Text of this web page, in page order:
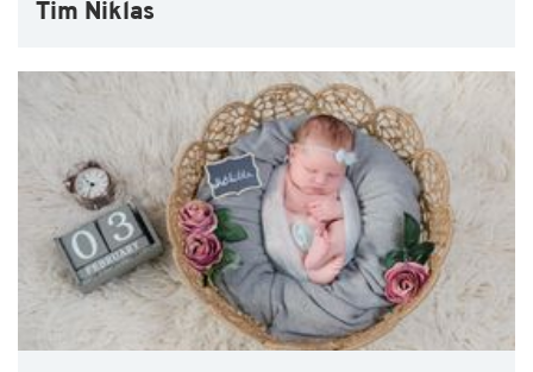
Tim Niklas